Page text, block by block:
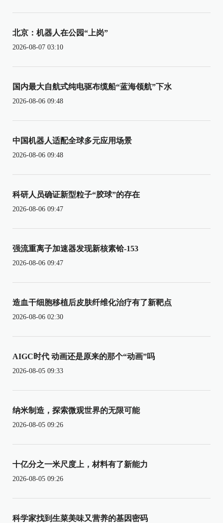
北京：机器人在公园“上岗”
2026-08-07 03:10
国内最大自航式纯电驱布缆船“蓝海领航”下水
2026-08-06 09:48
中国机器人适配全球多元应用场景
2026-08-06 09:48
科研人员确证新型粒子“胶球”的存在
2026-08-06 09:47
强流重离子加速器发现新核素铪-153
2026-08-06 09:47
造血干细胞移植后皮肤纤维化治疗有了新靶点
2026-08-06 02:30
AIGC时代 动画还是原来的那个“动画”吗
2026-08-05 09:33
纳米制造，探索微观世界的无限可能
2026-08-05 09:26
十亿分之一米尺度上，材料有了新能力
2026-08-05 09:26
科学家找到生菜美味又营养的基因密码